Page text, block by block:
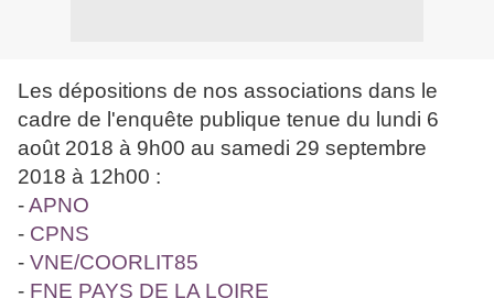
Les dépositions de nos associations dans le
cadre de l'enquête publique tenue du lundi 6
août 2018 à 9h00 au samedi 29 septembre
2018 à 12h00 :
-APNO
- CPNS
- VNE/COORLIT85
- FNE PAYS DE LA LOIRE